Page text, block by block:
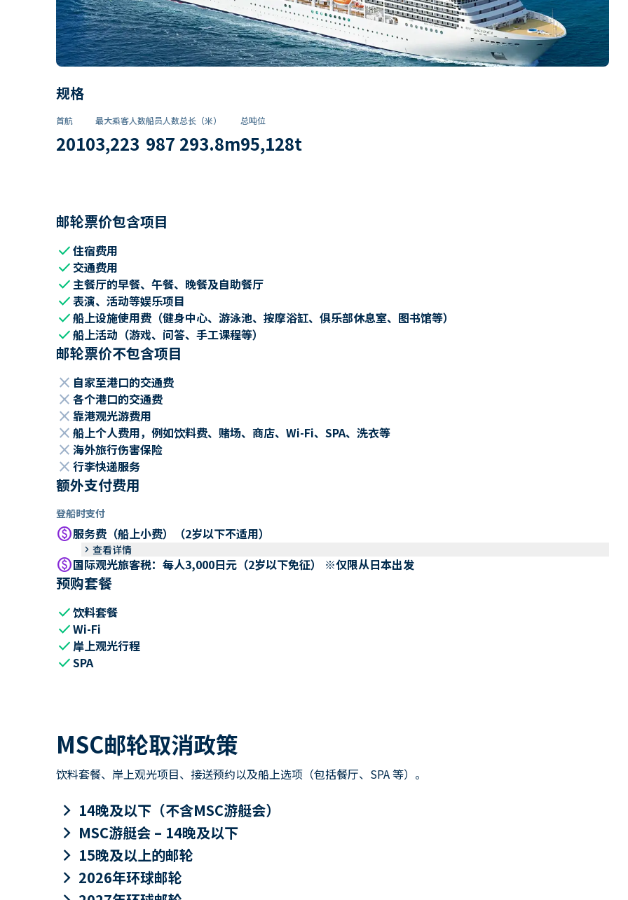
规格
首航
2010
最大乘客人数
3,223
船员人数
987
总长（米）
293.8m
总吨位
95,128t
邮轮票价包含项目
check住宿费用
check 交通费用
check主餐厅的早餐、午餐、晚餐及自助餐厅
check表演、活动等娱乐项目
check船上设施使用费（健身中心、游泳池、按摩浴缸、俱乐部休息室、图书馆等）
check船上活动（游戏、问答、手工课程等）
邮轮票价不包含项目
close 自家至港口的交通费
close 各个港口的交通费
close 靠港观光游费用
close 船上个人费用，例如饮料费、赌场、商店、Wi-Fi、SPA、洗衣等
close 海外旅行伤害保险
close 行李快递服务
额外支付费用
登船时支付
paid服务费（船上小费）（2岁以下不适用）
keyboard_arrow_right 查看详情
paid国际观光旅客税：每人3,000日元（2岁以下免征） ※仅限从日本出发
预购套餐
check饮料套餐
checkWi-Fi
check 岸上观光行程
checkSPA
MSC邮轮取消政策
饮料套餐、岸上观光项目、接送预约以及船上选项（包括餐厅、SPA 等）。
keyboard_arrow_right 14晚及以下（不含MSC游艇会）
keyboard_arrow_right MSC游艇会 – 14晚及以下
keyboard_arrow_right 15晚及以上的邮轮
keyboard_arrow_right 2026年环球邮轮